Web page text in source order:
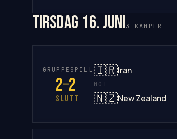
tirsdag 16. juni3 KAMPER
GRUPPESPILL
2–2
SLUTT
🇮🇷Iran
MOT
🇳🇿New Zealand